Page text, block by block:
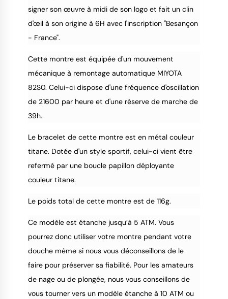
signer son œuvre à midi de son logo et fait un clin
d'œil à son origine à 6H avec l'inscription "Besançon
- France".
Cette montre est équipée d'un mouvement
mécanique à remontage automatique MIYOTA
82S0. Celui-ci dispose d'une fréquence d'oscillation
de 21600 par heure et d'une réserve de marche de
39h.
Le bracelet de cette montre est en métal couleur
titane. Dotée d'un style sportif, celui-ci vient être
refermé par une boucle papillon déployante
couleur titane.
Le poids total de cette montre est de 116g.
Ce modèle est étanche jusqu’à 5 ATM. Vous
pourrez donc utiliser votre montre pendant votre
douche même si nous vous déconseillons de le
faire pour préserver sa fiabilité. Pour les amateurs
de nage ou de plongée, nous vous conseillons de
vous tourner vers un modèle étanche à 10 ATM ou